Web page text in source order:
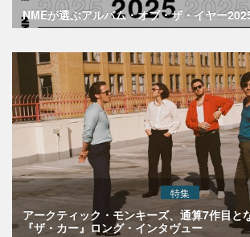
NMEが選ぶアルバム・オブ・ザ・イヤー
特集
アークティック・モンキーズ、通算7作目と
『ザ・カー』ロング・インタヴュー